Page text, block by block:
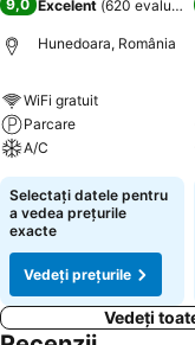
9,0 Excelent (620 evaluări
Hunedoara, România
WiFi gratuit
Parcare
A/C
Selectați datele pentru
a vedea prețurile
exacte
Vedeți prețurile
Vedeți